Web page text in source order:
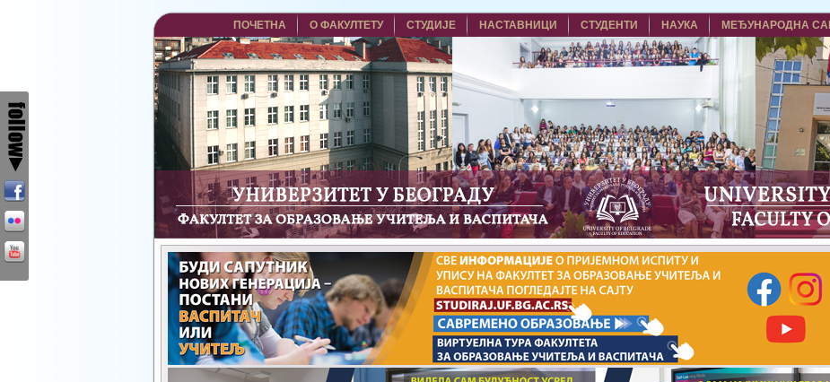
ПОЧЕТНА О ФАКУЛТЕТУ СТУДИЈЕ НАСТАВНИЦИ СТУДЕНТИ НАУКА МЕЂУНАРОДНА